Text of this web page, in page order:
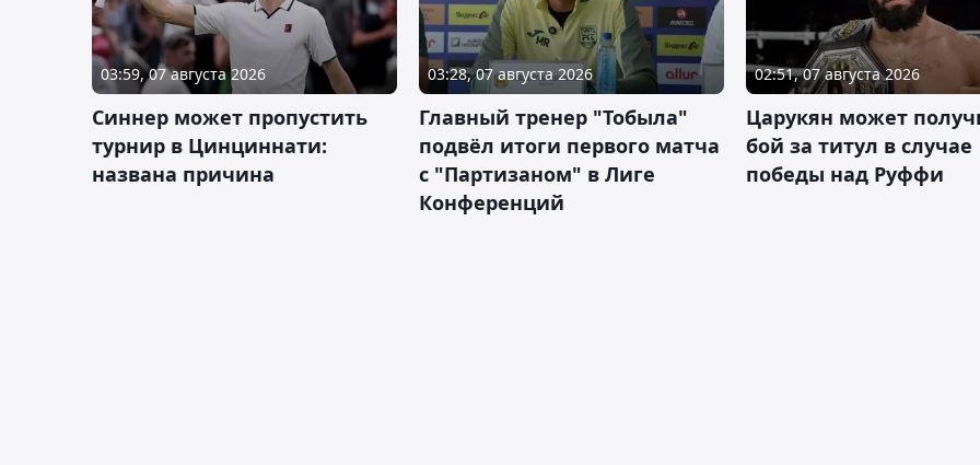
03:59, 07 августа 2026
Синнер может пропустить
турнир в Цинциннати:
названа причина
03:28, 07 августа 2026
Главный тренер "Тобыла"
подвёл итоги первого матча
с "Партизаном" в Лиге
Конференций
02:51, 07 августа 2026
Царукян может
бой за титул в случае
победы над Руффи